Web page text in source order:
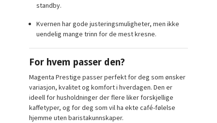
standby.
Kvernen har gode justeringsmuligheter, men ikke
uendelig mange trinn for de mest kresne.
For hvem passer den?
Magenta Prestige passer perfekt for deg som ønsker
variasjon, kvalitet og komfort i hverdagen. Den er
ideell for husholdninger der flere liker forskjellige
kaffetyper, og for deg som vil ha ekte café-følelse
hjemme uten baristakunnskaper.